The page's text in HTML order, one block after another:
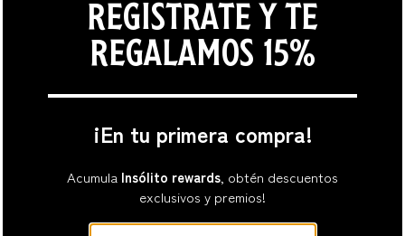
NOVEDADES.
Suscribirme
REGISTRATE Y TE
REGALAMOS 15%
¡En tu primera compra!
Acumula Insólito rewards, obtén descuentos
exclusivos y premios!